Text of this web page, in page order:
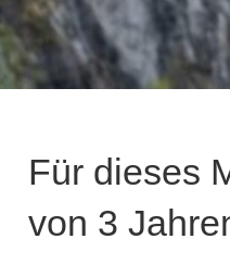
Für dieses
von 3